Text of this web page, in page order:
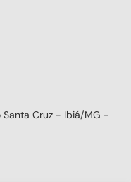
Santa Cruz - Ibiá/MG -